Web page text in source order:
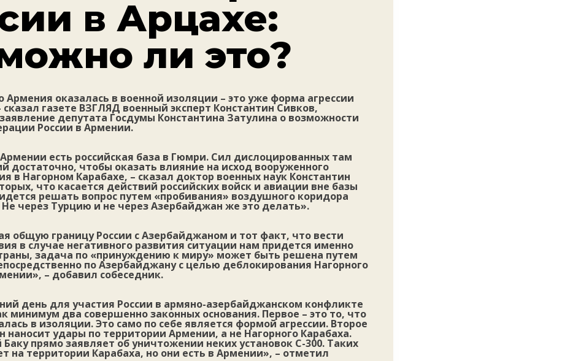
в Арцахе:
ли это?
Армения оказалась в военной изоляции – это уже форма агрессии
сказал газете ВЗГЛЯД военный эксперт Константин Сивков,
депутата Госдумы Константина Затулина о возможности
России в Армении.
есть российская база в Гюмри. Сил дислоцированных там
достаточно, чтобы оказать влияние на исход вооруженного
в Нагорном Карабахе, – сказал доктор военных наук Константин
что касается действий российских войск и авиации вне базы
решать вопрос путем «пробивания» воздушного коридора
Не через Турцию и не через Азербайджан же это делать».
общую границу России с Азербайджаном и тот факт, что вести
в случае негативного развития ситуации нам придется именно
задача по «принуждению к миру» может быть решена путем
по Азербайджану с целью деблокирования Нагорного
– добавил собеседник.
день для участия России в армяно-азербайджанском конфликте
минимум два совершенно законных основания. Первое – это то, что
в изоляции. Это само по себе является формой агрессии. Второе
наносит удары по территории Армении, а не Нагорного Карабаха.
прямо заявляет об уничтожении неких установок С-300. Таких
на территории Карабаха, но они есть в Армении», – отметил